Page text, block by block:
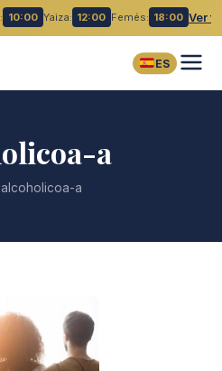
10:00 Yaiza: 12:00 Femés: 18:00 Ver
ES
a
alcoholicoa-a